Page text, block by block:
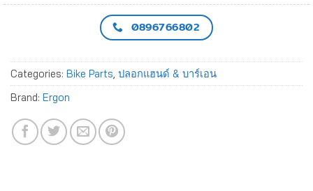
0896766802
Categories: Bike Parts ปลอกแฮนด์ & บาร์เอน
Brand: Ergon